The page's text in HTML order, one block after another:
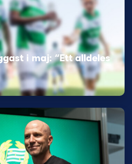
i maj: “Ett alldeles